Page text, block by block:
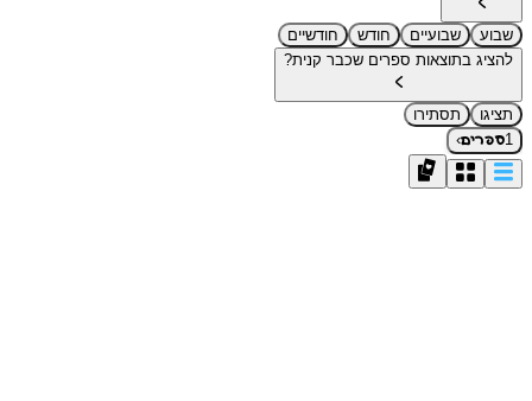
שבוע שבועיים חודש
חודשיים
להציג בתוצאות ספרים שכבר קנית?
תציגו
תסתירו
1ספרים›